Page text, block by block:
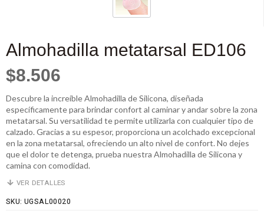
Almohadilla metatarsal ED106
$8.506
Descubre la increíble Almohadilla de Silicona, diseñada
específicamente para brindar confort al caminar y andar sobre la zona
metatarsal. Su versatilidad te permite utilizarla con cualquier tipo de
calzado. Gracias a su espesor, proporciona un acolchado excepcional
en la zona metatarsal, ofreciendo un alto nivel de confort. No dejes
que el dolor te detenga, prueba nuestra Almohadilla de Silicona y
camina con comodidad.
VER DETALLES
SKU: UGSAL00020